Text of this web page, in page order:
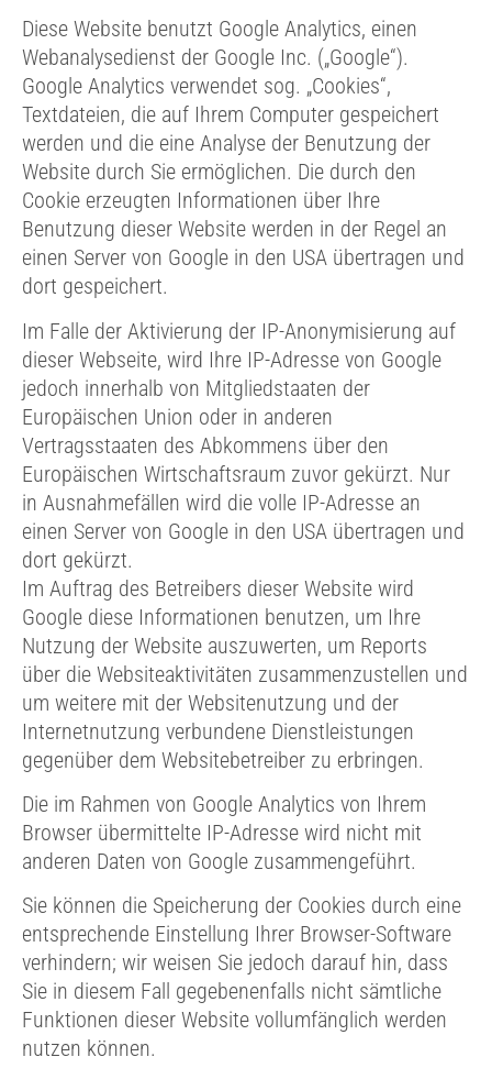
Diese Website benutzt Google Analytics, einen
Webanalysedienst der Google Inc. („Google“).
Google Analytics verwendet sog. „Cookies“,
Textdateien, die auf Ihrem Computer gespeichert
werden und die eine Analyse der Benutzung der
Website durch Sie ermöglichen. Die durch den
Cookie erzeugten Informationen über Ihre
Benutzung dieser Website werden in der Regel an
einen Server von Google in den USA übertragen und
dort gespeichert.
Im Falle der Aktivierung der IP-Anonymisierung auf
dieser Webseite, wird Ihre IP-Adresse von Google
jedoch innerhalb von Mitgliedstaaten der
Europäischen Union oder in anderen
Vertragsstaaten des Abkommens über den
Europäischen Wirtschaftsraum zuvor gekürzt. Nur
in Ausnahmefällen wird die volle IP-Adresse an
einen Server von Google in den USA übertragen und
dort gekürzt.
Im Auftrag des Betreibers dieser Website wird
Google diese Informationen benutzen, um Ihre
Nutzung der Website auszuwerten, um Reports
über die Websiteaktivitäten zusammenzustellen und
um weitere mit der Websitenutzung und der
Internetnutzung verbundene Dienstleistungen
gegenüber dem Websitebetreiber zu erbringen.
Die im Rahmen von Google Analytics von Ihrem
Browser übermittelte IP-Adresse wird nicht mit
anderen Daten von Google zusammengeführt.
Sie können die Speicherung der Cookies durch eine
entsprechende Einstellung Ihrer Browser-Software
verhindern; wir weisen Sie jedoch darauf hin, dass
Sie in diesem Fall gegebenenfalls nicht sämtliche
Funktionen dieser Website vollumfänglich werden
nutzen können.